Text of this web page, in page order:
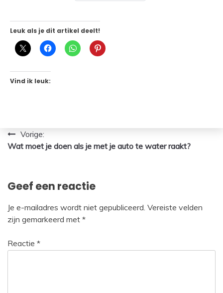
Leuk als je dit artikel deelt!
Vind ik leuk:
Bericht
navigatie
Vorige:
Wat moet je doen als je met je auto te water raakt?
Geef een reactie
Je e-mailadres wordt niet gepubliceerd. Vereiste velden
zijn gemarkeerd met *
Reactie *